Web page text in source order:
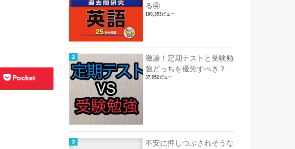
Pocket
る④
100,353ビュー
激論！定期テストと受験勉
強どっちを優先すべき？
37,052ビュー
不安に押しつぶされそうな